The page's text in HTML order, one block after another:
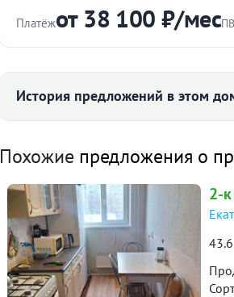
Объект № 140753. Продажа 2-
2 этаже. В хорошем состоянии, не
Во дворе детская площадка,
Развитая инфраструктура: рядом
общественного транспорта,
«Защита собственности» по
подарок***
Платёжот 38 100 ₽/мес
Ежемесячный платёж38 100 ₽
Расчёт по аннуитетной формуле и является
История предложений в этом
95 353
II пол. 2021
91 860
I пол. 2022
Похожие предложения о
2-к